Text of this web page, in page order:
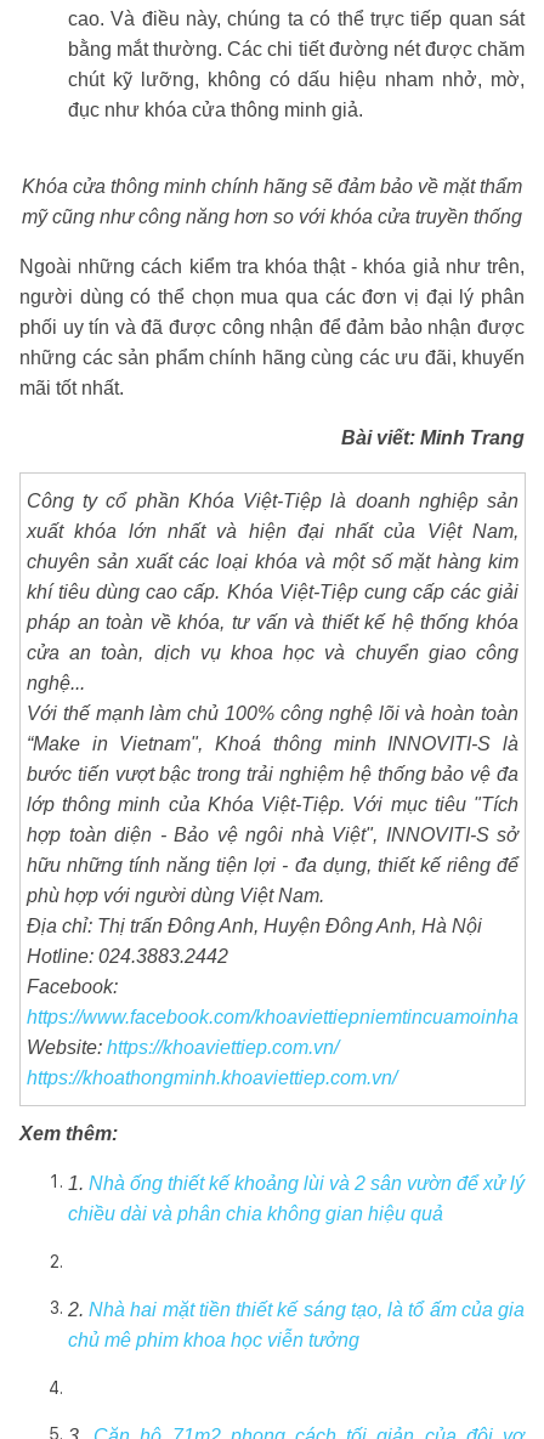
cao. Và điều này, chúng ta có thể trực tiếp quan sát
bằng mắt thường. Các chi tiết đường nét được chăm
chút kỹ lưỡng, không có dấu hiệu nham nhở, mờ,
đục như khóa cửa thông minh giả.
Khóa cửa thông minh chính hãng sẽ đảm bảo về mặt thẩm
mỹ cũng như công năng hơn so với khóa cửa truyền thống
Ngoài những cách kiểm tra khóa thật - khóa giả như trên,
người dùng có thể chọn mua qua các đơn vị đại lý phân
phối uy tín và đã được công nhận để đảm bảo nhận được
những các sản phẩm chính hãng cùng các ưu đãi, khuyến
mãi tốt nhất.
Bài viết: Minh Trang
Công ty cổ phần Khóa Việt-Tiệp là doanh nghiệp sản
xuất khóa lớn nhất và hiện đại nhất của Việt Nam,
chuyên sản xuất các loại khóa và một số mặt hàng kim
khí tiêu dùng cao cấp. Khóa Việt-Tiệp cung cấp các giải
pháp an toàn về khóa, tư vấn và thiết kế hệ thống khóa
cửa an toàn, dịch vụ khoa học và chuyển giao công
nghệ...
Với thế mạnh làm chủ 100% công nghệ lõi và hoàn toàn
“Make in Vietnam", Khoá thông minh INNOVITI-S là
bước tiến vượt bậc trong trải nghiệm hệ thống bảo vệ đa
lớp thông minh của Khóa Việt-Tiệp. Với mục tiêu "Tích
hợp toàn diện - Bảo vệ ngôi nhà Việt", INNOVITI-S sở
hữu những tính năng tiện lợi - đa dụng, thiết kế riêng để
phù hợp với người dùng Việt Nam.
Địa chỉ: Thị trấn Đông Anh, Huyện Đông Anh, Hà Nội
Hotline: 024.3883.2442
Facebook:
https://www.facebook.com/khoaviettiepniemtincuamoinha
Website: https://khoaviettiep.com.vn/
https://khoathongminh.khoaviettiep.com.vn/
Xem thêm:
1. Nhà ống thiết kế khoảng lùi và 2 sân vườn để xử lý
chiều dài và phân chia không gian hiệu quả
2.Nhà hai mặt tiền thiết kế sáng tạo, là tổ ấm của gia
chủ mê phim khoa học viễn tưởng